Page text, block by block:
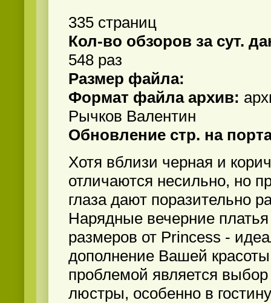
335 страниц
Кол-во обзоров за сут.
548 раз
Размер файла:
Формат файла архив:
Рычков Валентин
Обновление стр. на
Хотя вблизи черная и
отличаются несильно, но
глаза дают поразительно
Нарядные вечерние
размеров от Princess -
дополнение Вашей
проблемой является выбор
люстры, особенно в